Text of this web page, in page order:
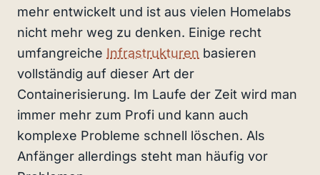
mehr entwickelt und ist aus vielen Homelabs
nicht mehr weg zu denken. Einige recht
umfangreiche Infrastrukturen basieren
vollständig auf dieser Art der
Containerisierung. Im Laufe der Zeit wird man
immer mehr zum Profi und kann auch
komplexe Probleme schnell löschen. Als
Anfänger allerdings steht man häufig vor